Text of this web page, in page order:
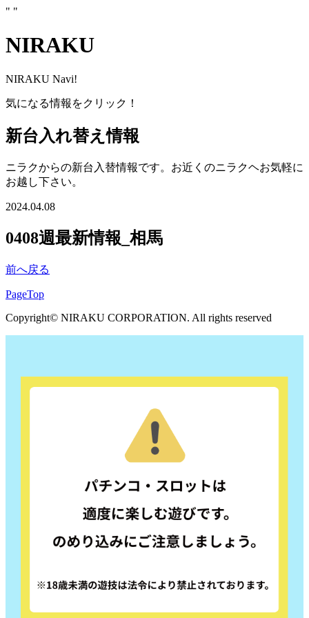
" "
NIRAKU
NIRAKU Navi!
気になる情報をクリック！
新台入れ替え情報
ニラクからの新台入替情報です。お近くのニラクヘお気軽に
お越し下さい。
2024.04.08
0408週最新情報_相馬
前へ戻る
PageTop
Copyright© NIRAKU CORPORATION. All rights reserved